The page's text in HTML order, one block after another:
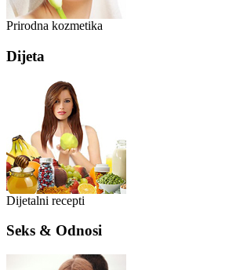
Prirodna kozmetika
Dijeta
Dijetalni recepti
Seks & Odnosi